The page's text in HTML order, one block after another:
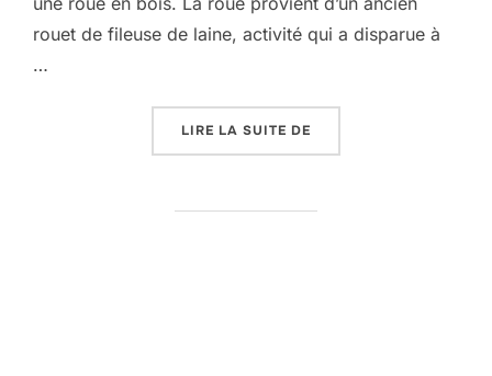
rouet de fileuse de laine, activité qui a disparue à
…
LIRE LA SUITE DE